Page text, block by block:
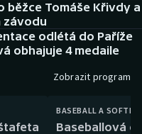
běžce Tomáše Křivdy a
závodu
odlétá do Paříže
obhajuje 4 medaile
Zobrazit program
BASEBALL A
Baseballová